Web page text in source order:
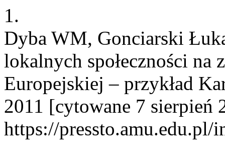
1.
Dyba WM, Gonciarski
lokalnych społeczności
Europejskiej – przykład
2011 [cytowane 7 sierpień
https://